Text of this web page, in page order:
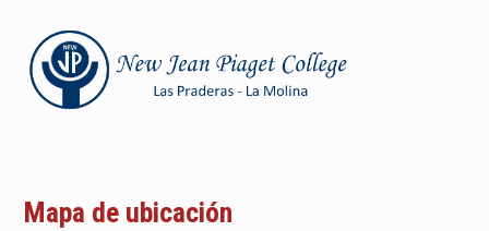
Mapa de ubicación